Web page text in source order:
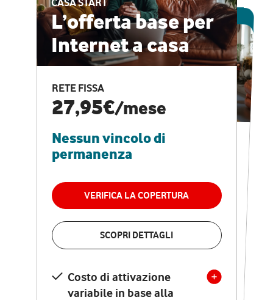
CASA START
L’offerta base per
Internet a casa
RETE FISSA
27,95€/mese
Nessun vincolo di
permanenza
VERIFICA LA COPERTURA
SCOPRI DETTAGLI
Costo di attivazione
variabile in base alla
ESCLUSIVA ONLINE
CASA PRO
Internet veloce e
vantaggi speciali
RETE FISSA + VODAFONE CLUB
29,95€
permanenza
VERIFICA LA COPERTURA
Costo di attivazione
variabile in base alla